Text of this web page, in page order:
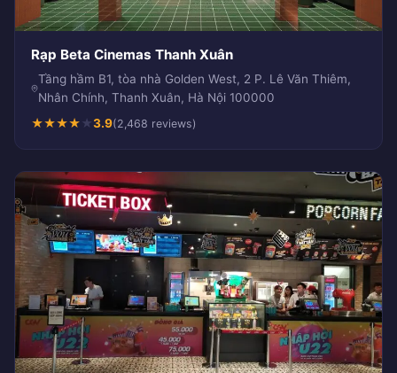
Rạp Beta Cinemas Thanh Xuân
Tầng hầm B1, tòa nhà Golden West, 2 P. Lê Văn Thiêm,
Nhân Chính, Thanh Xuân, Hà Nội 100000
★★★★★3.9(2,468 reviews)